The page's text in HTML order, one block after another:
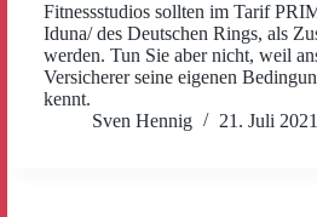
Fitnessstudios sollten im Tarif
Iduna/ des Deutschen Rings, als
werden. Tun Sie aber nicht, weil
Versicherer seine eigenen
kennt.
Sven Hennig
21. Juli 2021